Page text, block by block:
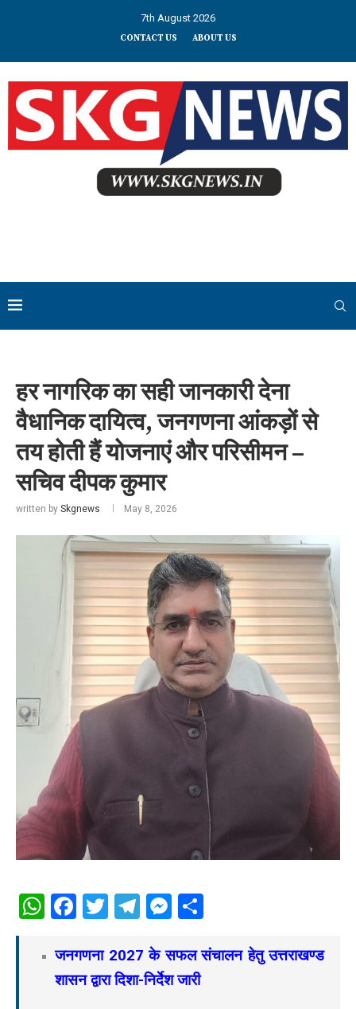
7th August 2026
CONTACT US ABOUT US
हर नागरिक का सही जानकारी देना
वैधानिक दायित्व, जनगणना आंकड़ों से
तय होती हैं योजनाएं और परिसीमन –
सचिव दीपक कुमार
written by Skgnews May 8, 2026
WhatsApp
Facebook
Twitter
Telegram
Messenger
जनगणना 2027 के सफल संचालन हेतु उत्तराखण्ड
शासन द्वारा दिशा-निर्देश जारी